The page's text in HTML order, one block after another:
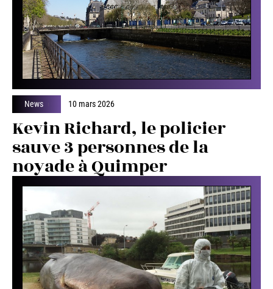
News 10 mars 2026
Kevin Richard, le policier
sauve 3 personnes de la
noyade à Quimper